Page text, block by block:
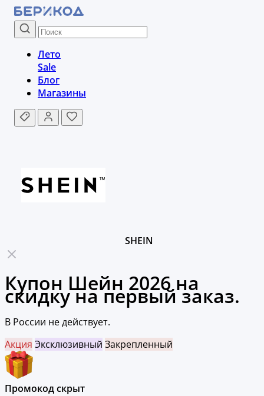
Лето
Sale
Блог
Магазины
SHEIN
Купон Шейн 2026 на
скидку на первый заказ.
В России не действует.
Акция Эксклюзивный Закрепленный
Промокод скрыт